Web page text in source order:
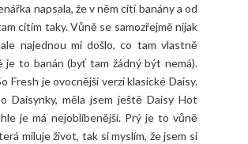
napsala, že v něm cítí banány a od
cítím taky. Vůně se samozřejmě nijak
ale najednou mi došlo, co tam vlastně
je to banán (byť tam žádný být nemá).
Fresh je ovocnější verzí klasické Daisy.
Daisynky, měla jsem ještě Daisy Hot
je má nejoblíbenější. Prý je to vůně
miluje život, tak si myslím, že jsem si